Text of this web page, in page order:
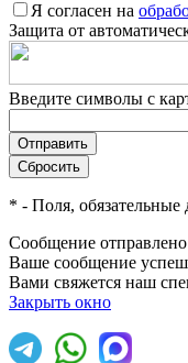
Я согласен на
Защита от
Введите символы с
* - Поля, обязательные
Сообщение отправлено
Ваше сообщение
Вами свяжется наш
Закрыть окно